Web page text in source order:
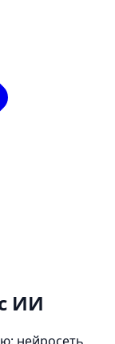
ИИ
нейросеть